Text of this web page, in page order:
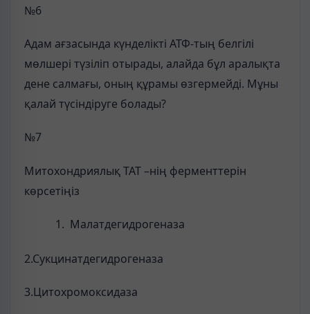
№6
Адам ағзасында күнделікті АТФ-тың белгілі
мөлшері түзіліп отырады, алайда бұл аралықта
дене салмағы, оның құрамы өзгермейді. Мұны
қалай түсіндіруге болады?
№7
Митохондриялық ТАТ –нің ферменттерін
көрсетіңіз
Малатдегидрогеназа
2.Сукцинатдегидрогеназа
3.Цитохромоксидаза